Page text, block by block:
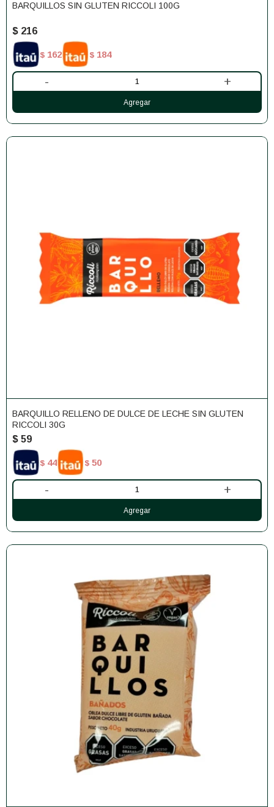
BARQUILLOS SIN GLUTEN RICCOLI 100G
$ 216
$ 162 $ 184
- +
BARQUILLO RELLENO DE DULCE DE LECHE SIN GLUTEN
RICCOLI 30G
$ 59
$ 44 $ 50
- +